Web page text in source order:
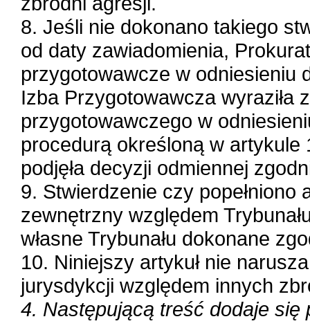
8. Jeśli nie dokonano takiego
od daty zawiadomienia,
przygotowawcze w odniesieniu
Izba Przygotowawcza wyraziła
przygotowawczego w
procedurą określoną w
podjęła decyzji odmiennej
9. Stwierdzenie czy
zewnętrzny względem
własne Trybunału dokonane
10. Niniejszy artykuł nie
jurysdykcji względem innych
4. Następującą treść dodaje się